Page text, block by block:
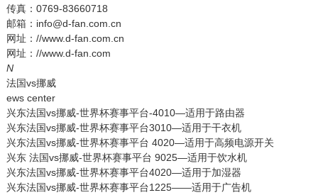
传真：0769-83660718
邮箱：info@d-fan.com.cn
网址：//www.d-fan.com.cn
网址：//www.d-fan.com
N
法国vs挪威
ews center
兴东法国vs挪威-世界杯赛事平台-4010—适用于路由器
兴东法国vs挪威-世界杯赛事平台3010—适用于干衣机
兴东法国vs挪威-世界杯赛事平台 4020—适用于高频电源开关
兴东 法国vs挪威-世界杯赛事平台 9025—适用于饮水机
兴东法国vs挪威-世界杯赛事平台4020—适用于加湿器
兴东法国vs挪威-世界杯赛事平台1225——适用于广告机